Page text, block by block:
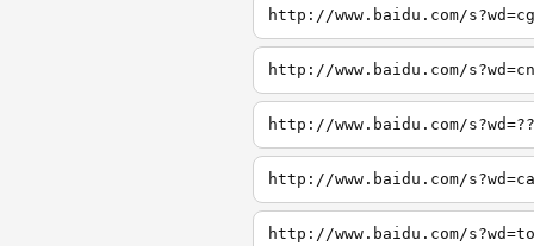
http://www.baidu.com/
http://www.baidu.com/
http://www.baidu.com/
http://www.baidu.com/
http://www.baidu.com/